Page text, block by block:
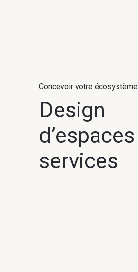
Concevoir votre écosystème
Design
services